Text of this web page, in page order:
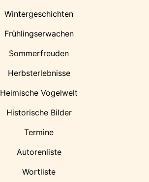
Wintergeschichten
Frühlingserwachen
Sommerfreuden
Herbsterlebnisse
Heimische Vogelwelt
Historische Bilder
Termine
Autorenliste
Wortliste